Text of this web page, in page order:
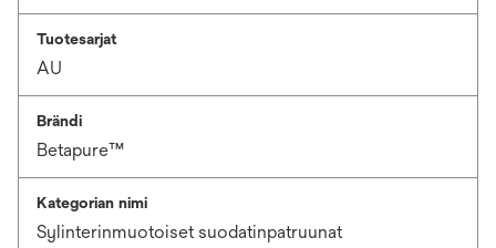
Tuotesarjat
AU
Brändi
Betapure™
Kategorian nimi
Sylinterinmuotoiset suodatinpatruunat